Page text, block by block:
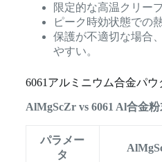
限定的な高温クリー
ピーク時効状態での
保護が不適切な場合
やすい。
6061アルミニウム合金パ
AlMgScZr vs 6061 Al合金粉
パラメー
タ